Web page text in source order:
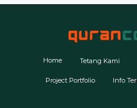
Home Tetang Kami
Project Portfolio Info